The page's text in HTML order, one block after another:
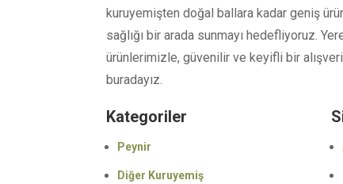
kuruyemişten doğal ballara kadar geniş
sağlığı bir arada sunmayı hedefliyoruz.
ürünlerimizle, güvenilir ve keyifli bir
buradayız.
Kategoriler
Peynir
Diğer Kuruyemiş